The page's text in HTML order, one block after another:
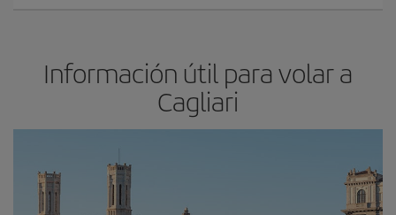
Información útil para volar a
Cagliari